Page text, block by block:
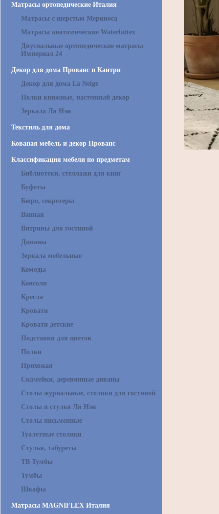
Матрасы ортопедические Италия
Матрасы с шерстью Мериноса
Матрасы анатомические Waterlattex
Двуспальные ортопедические матрасы
Империал 24
Декор для дома Прованс и Кантри
Декор для дома La Neige
Полки книжные, настенный декор
Зеркала Ля Нэж
Текстиль для дома
Кованая мебель и декор Прованс
Классификация мебели по предметам
Библиотеки, стеллажи для книг
Буфеты
Бюро, секретеры
Ванная
Витрины для гостиной
Диваны
Зеркала мебельные
Комоды
Консоли
Кресла
Кровати
Кровати детские
Подставки для цветов
Полки
Прихожая
Скамейки, деревянные диваны
Столы журнальные, столики для гостиной
Столы и стулья Ля Нэж
Столы письменные
Туалетные столики
Стулья, табуреты
ТВ Тумбы
Тумбы
Шкафы
Матрасы MAGNIFLEX Италия